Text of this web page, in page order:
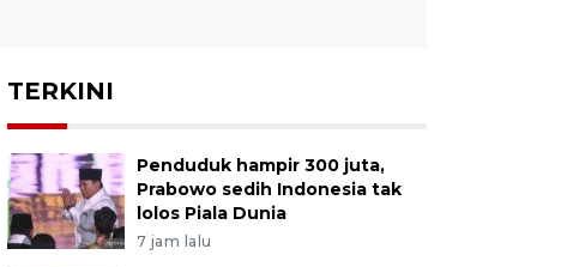
TERKINI
Penduduk hampir 300 juta,
Prabowo sedih Indonesia tak
lolos Piala Dunia
7 jam lalu